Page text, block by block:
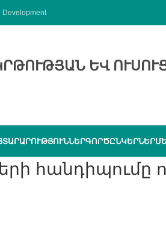
Development
ԵՎ
ԳՈՐԾԸՆԿԵՐՆԵՐ
հանդիպումը